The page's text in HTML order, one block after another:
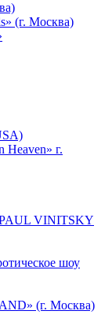
(г. Москва)
Heaven» г.
VINITSKY
шоу
(г. Москва)